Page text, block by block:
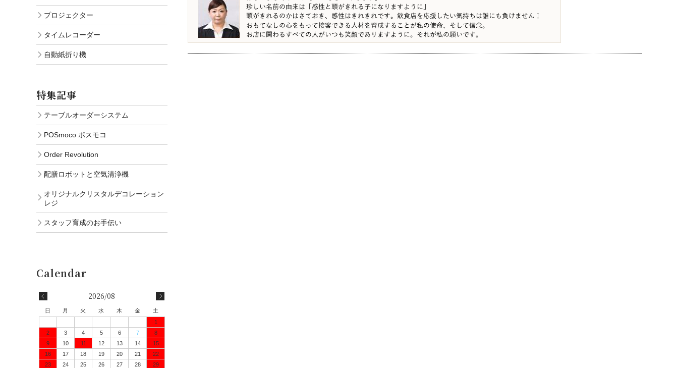
プロジェクター
タイムレコーダー
自動紙折り機
特集記事
テーブルオーダーシステム
POSmoco ポスモコ
Order Revolution
配膳ロボットと空気清浄機
オリジナルクリスタルデコレーション
レジ
スタッフ育成のお手伝い
2026/08
日 月 火 水 木 金
土
1
2
3 4 5 6 7
8
9
10 11 12 13 14
15
16
17 18 19 20 21
22
23
24 25 26 27 28
29